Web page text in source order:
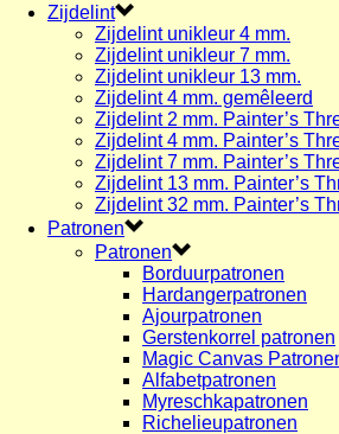
Zijdelint
Zijdelint unikleur 4 mm.
Zijdelint unikleur 7 mm.
Zijdelint unikleur 13 mm.
Zijdelint 4 mm. gemêleerd
Zijdelint 2 mm. Painter’s
Zijdelint 4 mm. Painter’s
Zijdelint 7 mm. Painter’s
Zijdelint 13 mm. Painter’s
Zijdelint 32 mm. Painter’s
Patronen
Patronen
Borduurpatronen
Hardangerpatronen
Ajourpatronen
Gerstenkorrel patronen
Magic Canvas
Alfabetpatronen
Myreschkapatronen
Richelieupatronen